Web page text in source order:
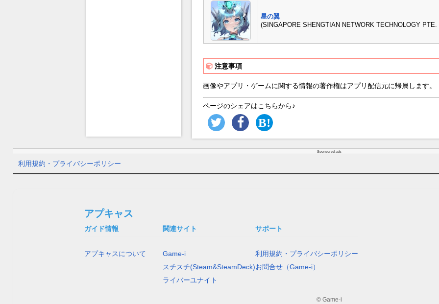
星の翼
(SINGAPORE SHENGTIAN NETWORK TECHNOLOGY PTE.
注意事項
画像やアプリ・ゲームに関する情報の著作権はアプリ配信元に帰属します。
ページのシェアはこちらから♪
Sponsored ads
利用規約・プライバシーポリシー
アプキャス
ガイド情報
アプキャスについて
関連サイト
Game-i
スチスチ(Steam&SteamDeck)
ライバーユナイト
サポート
利用規約・プライバシーポリシー
お問合せ（Game-i）
© Game-i